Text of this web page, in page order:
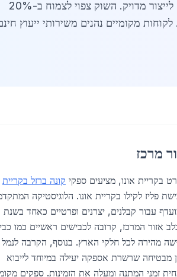
בקריית אונו גבוה במיוחד באביב ובקיץ, עם שיא בפרויקטים ציבוריים. ספקים משלבים טכנולוגיות חיתוך CNC לייצור מדויק. השוק צפוי לצמוח ב-20%
לקוחות מקומיים נהנים משירותי ייעוץ
מרכז
בקריית אונו, מציעים ספקי קונה ברזל בקריית
פליז לקילו בקריית אונו. הלוגיסטיקה
עבור קבלנים, יצרנים ופרטיים כאחד בשנת
בלב אזור המרכז, קרובה לכבישים ראשיים כמו
גישה מהירה לכל חלקי הארץ. בנוסף, הקרבה
מבטיחה שרשרת אספקה יעילה במיוחד לייבוא
זמני המתנה ומעלה את הזמינות. ספקים